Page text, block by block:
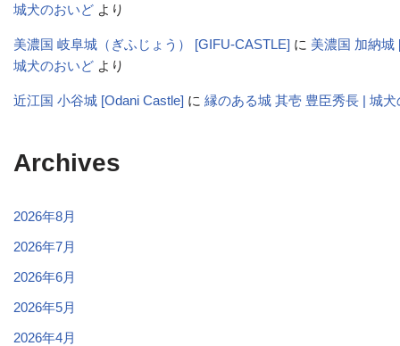
城犬のおいど より
美濃国 岐阜城（ぎふじょう） [GIFU-CASTLE] に 美濃国 加納城
城犬のおいど より
近江国 小谷城 [Odani Castle] に 縁のある城 其壱 豊臣秀長 | 城
Archives
2026年8月
2026年7月
2026年6月
2026年5月
2026年4月